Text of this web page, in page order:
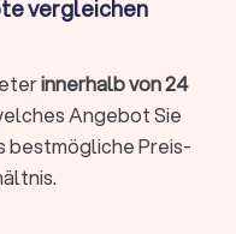
fachgerecht auf-
Genehmigungen und
Übergabe der alten
vergleichen
innerhalb von 24
Angebot Sie
bestmögliche Preis-